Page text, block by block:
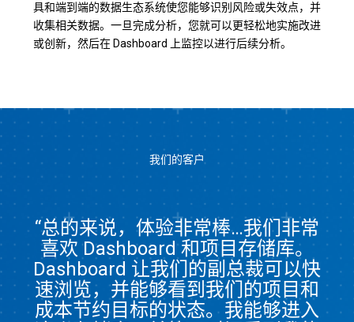
具和端到端的数据生态系统使您能够识别风险或失效点，并
收集相关数据。一旦完成分析，您就可以更轻松地实施改进
或创新，然后在 Dashboard 上监控以进行后续分析。
我们的客户
“总的来说，体验非常棒…我们非常
喜欢 Dashboard 和项目存储库。
Dashboard 让我们的副总裁可以快
速浏览，并能够看到我们的项目和
成本节约目标的状态。我能够进入